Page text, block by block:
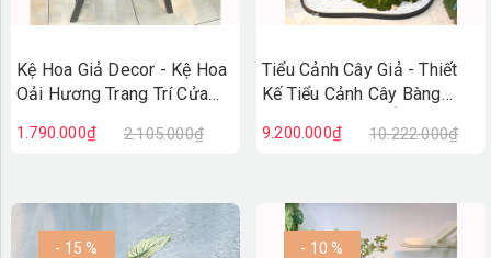
Kệ Hoa Giả Decor - Kệ Hoa
Oải Hương Trang Trí Cửa
(100X50X110cm)- BC279
1.790.000₫ 2.105.000₫
Tiểu Cảnh Cây Giả - Thiết
Kế Tiểu Cảnh Cây Bàng
(90X200X230cm)- RC148
9.200.000₫ 10.222.000₫
- 15 % - 10 %